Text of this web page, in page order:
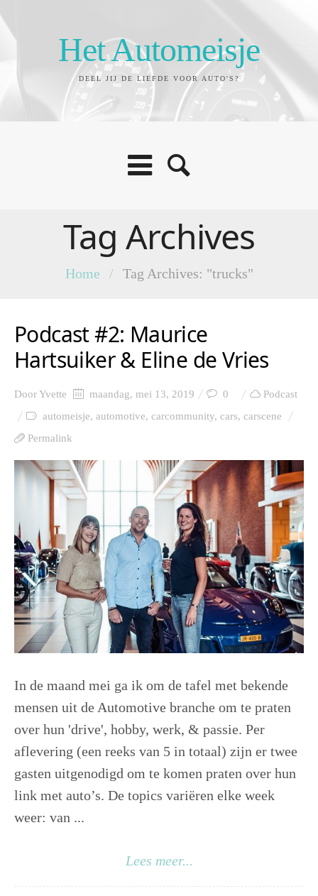
Het Automeisje
DEEL JIJ DE LIEFDE VOOR AUTO'S?
Tag Archives
Home / Tag Archives: "trucks"
Podcast #2: Maurice
Hartsuiker & Eline de Vries
DoorYvette maandag, mei 13, 2019 0
Podcast
automeisje, automotive, carcommunity, cars, carscene
Permalink
In de maand mei ga ik om de tafel met bekende
mensen uit de Automotive branche om te praten
over hun 'drive', hobby, werk, & passie. Per
aflevering (een reeks van 5 in totaal) zijn er twee
gasten uitgenodigd om te komen praten over hun
link met auto’s. De topics variëren elke week
weer: van ...
Lees meer...